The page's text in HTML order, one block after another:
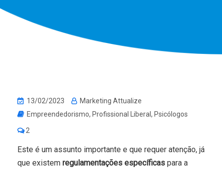
13/02/2023
Marketing Attualize
Empreendedorismo, Profissional Liberal , Psicólogos
2
Este é um assunto importante e que requer atenção, já
que existem regulamentações específicas para a